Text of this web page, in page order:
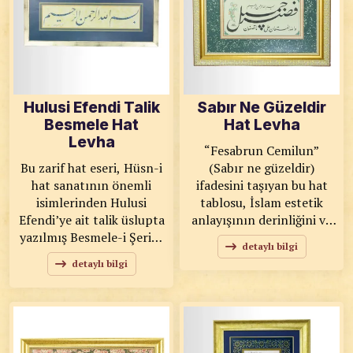
vurmaktadır. Yalın arka
plan üzerindeki güçlü
siyah formlar, sanatçının
maharetini gözler önüne
seriyor. KOD: 0014
SANATKÂR: Ahmet Zeki
YAVAŞ ÖLÇÜ: 60x60
ESERİN ÖZELLİKLERİ:
Baskı
kazandırır. KOD: 0017
SANATKÂR: Ahmet Zeki
YAVAŞ ÖLÇÜ: 50x52
ESERİN ÖZELLİKLERİ:
Hulusi Efendi Talik
Besmele Hat
Levha
Bu zarif hat eseri, Hüsn-i
hat sanatının önemli
isimlerinden Hulusi
Efendi’ye ait talik üslupta
yazılmış Besmele-i Şerif’i
es tetik bir
kompozisyonla
sunmaktadır. Akıcı ve
dengeli harf yapılarıyla
hem zarafet hem de
detaylı bilgi
Sabır Ne Güzeldir
Hat Levha
“Fesabrun Cemilun”
(Sabır ne güzeldir)
ifadesini taşıyan bu hat
tablosu, İslam estetik
anlayışının derinliğini ve
zarafetini yansıtan özel
bir eserdir. Güçlü ve akıcı
hat formu ile yazılmış
sabrın faziletini
hatırlatan manevi bir
mesaj taşır.
detaylı bilgi